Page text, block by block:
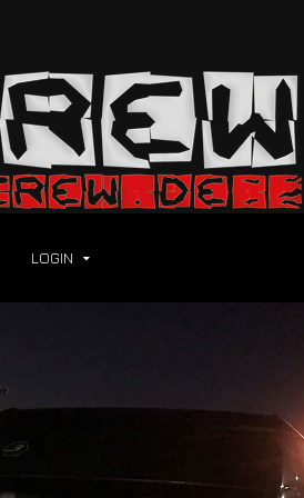
LOGIN